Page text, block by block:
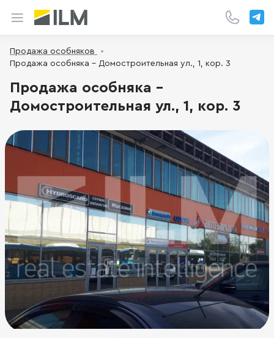
Продажа особняков
Продажа особняка - Домостроительная ул., 1, кор. 3
Продажа особняка -
Домостроительная ул., 1, кор. 3